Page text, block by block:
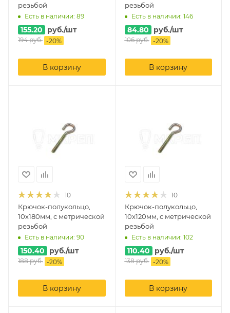
резьбой
Есть в наличии: 89
155.20 руб./шт
194руб. -20%
В корзину
резьбой
Есть в наличии: 146
84.80 руб./шт
106руб. -20%
В корзину
10
Крючок-полукольцо,
10х180мм, с метрической
резьбой
Есть в наличии: 90
150.40 руб./шт
188руб. -20%
В корзину
10
Крючок-полукольцо,
10х120мм, с метрической
резьбой
Есть в наличии: 102
110.40 руб./шт
138руб. -20%
В корзину